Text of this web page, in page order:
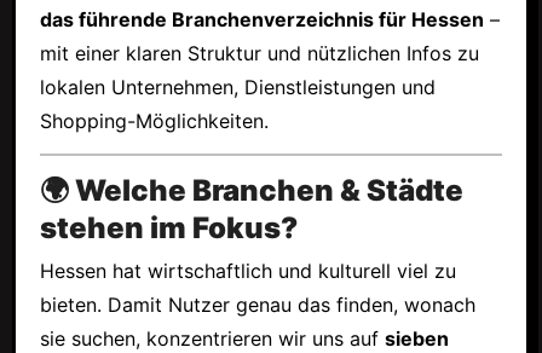
das führende Branchenverzeichnis für Hessen –
mit einer klaren Struktur und nützlichen Infos zu
lokalen Unternehmen, Dienstleistungen und
Shopping-Möglichkeiten.
🌍 Welche Branchen & Städte
stehen im Fokus?
Hessen hat wirtschaftlich und kulturell viel zu
bieten. Damit Nutzer genau das finden, wonach
sie suchen, konzentrieren wir uns auf sieben